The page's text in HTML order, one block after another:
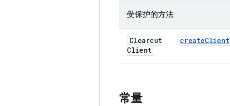
受保护的方法
Clearcut
Client
createClient
常量